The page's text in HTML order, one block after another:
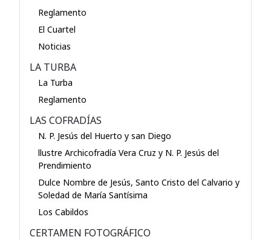
Reglamento
El Cuartel
Noticias
LA TURBA
La Turba
Reglamento
LAS COFRADÍAS
N. P. Jesús del Huerto y san Diego
llustre Archicofradía Vera Cruz y N. P. Jesús del
Prendimiento
Dulce Nombre de Jesús, Santo Cristo del Calvario y
Soledad de María Santísima
Los Cabildos
CERTAMEN FOTOGRÁFICO